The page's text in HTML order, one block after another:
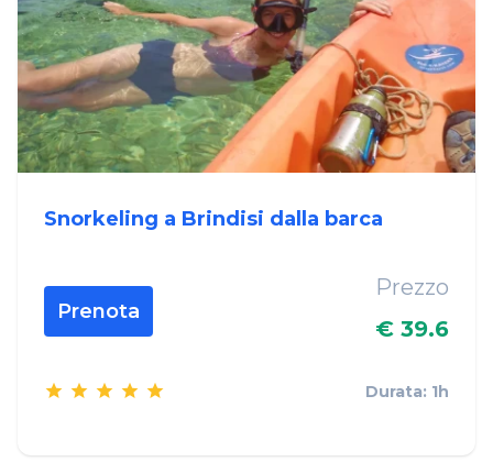
Snorkeling a Brindisi dalla barca
Prenota
Prezzo
€ 39.6
Durata: 1h